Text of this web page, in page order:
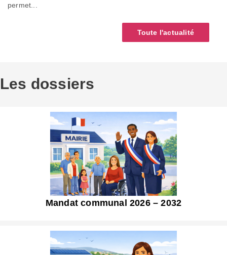
permet...
Toute l'actualité
Les dossiers
Mandat communal 2026 – 2032